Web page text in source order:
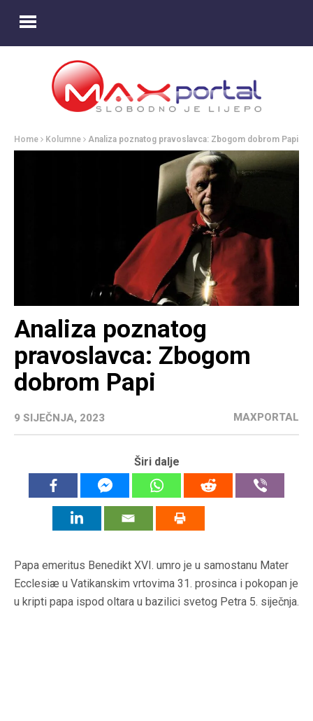
Home Kolumne Analiza poznatog pravoslavca: Zbogom dobrom Papi
Analiza poznatog
pravoslavca: Zbogom
dobrom Papi
9 SIJEČNJA, 2023 MAXPORTAL
Širi dalje
Papa emeritus Benedikt XVI. umro je u samostanu Mater
Ecclesiæ u Vatikanskim vrtovima 31. prosinca i pokopan je
u kripti papa ispod oltara u bazilici svetog Petra 5. siječnja.